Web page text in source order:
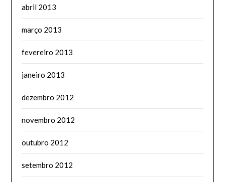
abril 2013
março 2013
fevereiro 2013
janeiro 2013
dezembro 2012
novembro 2012
outubro 2012
setembro 2012